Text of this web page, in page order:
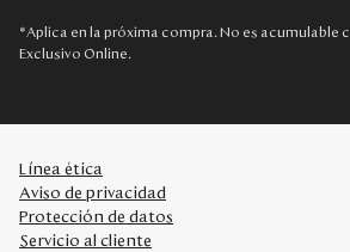
*Aplica en la próxima compra. No es acumulable
Exclusivo Online.
Línea ética
Aviso de privacidad
Protección de datos
Servicio al cliente